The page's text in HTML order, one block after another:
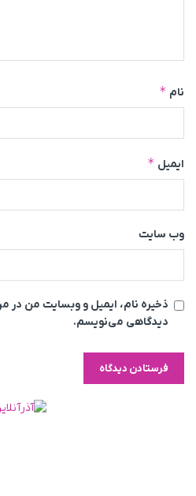
نام *
ایمیل *
وب‌ سایت
ذخیره نام، ایمیل و وبسایت من در
دیدگاهی می‌نویسم.